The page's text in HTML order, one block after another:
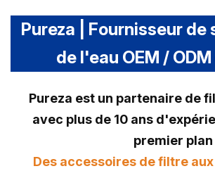
Pureza | Fournisseur
de l'eau OEM /
Pureza est un partenaire de
avec plus de 10 ans
premier plan
Des accessoires de filtre